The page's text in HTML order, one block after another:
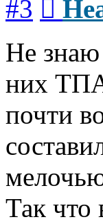
#3
Не знаю
них ТПА
почти
Так что